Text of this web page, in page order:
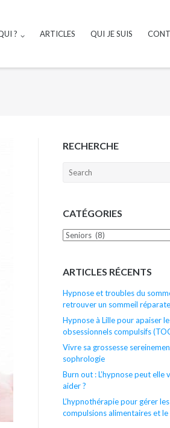
? ARTICLES QUI JE SUIS
RECHERCHE
for:
CATÉGORIES
Catégories
ARTICLES RÉCENTS
Hypnose et troubles du
retrouver un sommeil
Hypnose à Lille pour apaiser
obsessionnels compulsifs
Vivre sa grossesse
sophrologie
Burn out : L’hypnose peut elle
aider ?
L’hypnothérapie pour gérer les
compulsions alimentaires et